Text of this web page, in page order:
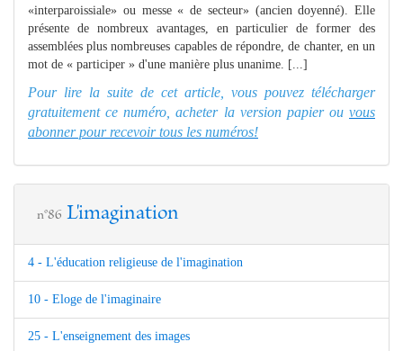
«interparoissiale» ou messe « de secteur» (ancien doyenné). Elle
présente de nombreux avantages, en particulier de former des
assemblées plus nombreuses capables de répondre, de chanter, en un
mot de « participer » d'une manière plus unanime. [...]
Pour lire la suite de cet article, vous pouvez télécharger
gratuitement ce numéro, acheter la version papier ou vous
abonner pour recevoir tous les numéros!
n°86 L'imagination
4 - L'éducation religieuse de l'imagination
10 - Eloge de l'imaginaire
25 - L'enseignement des images